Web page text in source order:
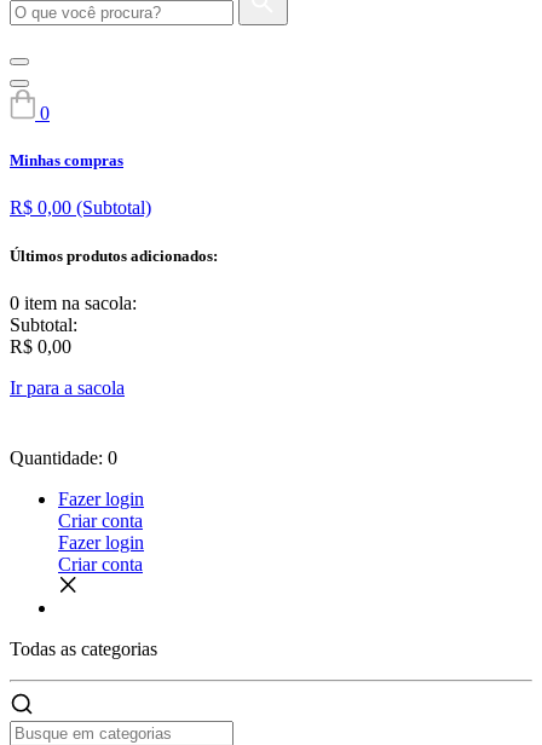
0
Minhas compras
R$ 0,00 (Subtotal)
Últimos produtos adicionados:
0 item na sacola:
Subtotal:
R$ 0,00
Ir para a sacola
Quantidade: 0
Fazer login
Criar conta
Fazer login
Criar conta
Todas as categorias